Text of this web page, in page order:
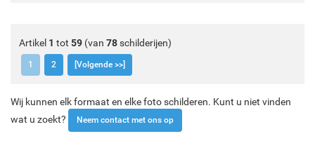
Artikel 1 tot 59 (van 78schilderijen)
1 2 [Volgende >>]
Wij kunnen elk formaat en elke foto schilderen. Kunt u niet vinden
wat u zoekt?
Neem contact met ons op